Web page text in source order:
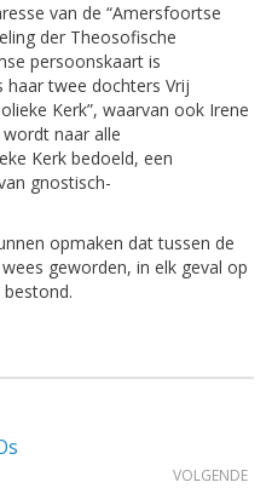
van de “Amersfoortse
der Theosofische
persoonskaart is
haar twee dochters Vrij
Kerk”, waarvan ook Irene
naar alle
Kerk bedoeld, een
gnostisch-
opmaken dat tussen de
geworden, in elk geval op
VOLGENDE